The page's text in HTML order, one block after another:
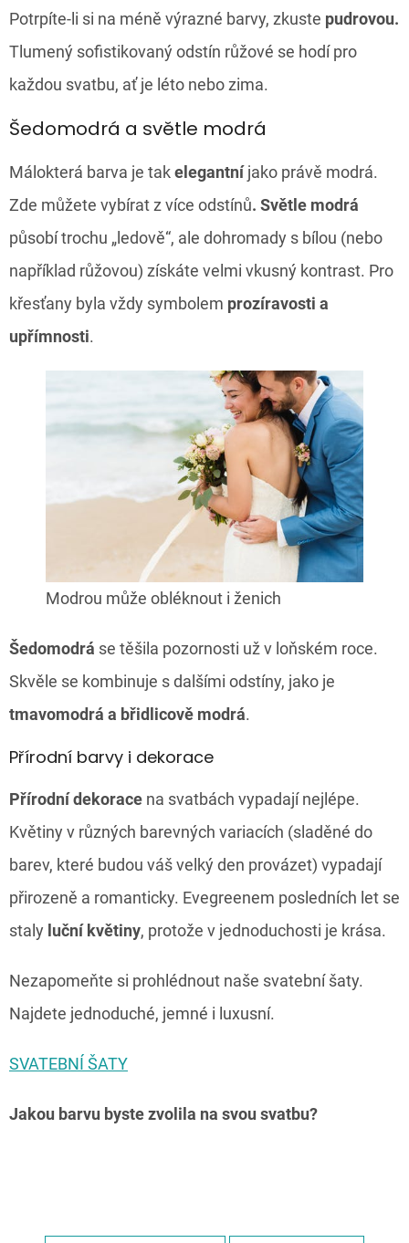
Potrpíte-li si na méně výrazné barvy, zkuste pudrovou.
Tlumený sofistikovaný odstín růžové se hodí pro
každou svatbu, ať je léto nebo zima.
Šedomodrá a světle modrá
Málokterá barva je takelegantníjako právě modrá.
Zde můžete vybírat z více odstínů. Světle modrá
působí trochu „ledově“, ale dohromady s bílou (nebo
například růžovou) získáte velmi vkusný kontrast. Pro
křesťany byla vždy symbolem prozíravosti a
upřímnosti.
Modrou může obléknout i ženich
Šedomodrá se těšila pozornosti už v loňském roce.
Skvěle se kombinuje s dalšími odstíny, jako je
tmavomodrá a břidlicově modrá.
Přírodní barvy i dekorace
Přírodní dekorace na svatbách vypadají nejlépe.
Květiny v různých barevných variacích (sladěné do
barev, které budou váš velký den provázet) vypadají
přirozeně a romanticky. Evegreenem posledních let se
staly luční květiny, protože v jednoduchosti je krása.
Nezapomeňte si prohlédnout naše svatební šaty.
Najdete jednoduché, jemné i luxusní.
SVATEBNÍ ŠATY
Jakou barvu byste zvolila na svou svatbu?